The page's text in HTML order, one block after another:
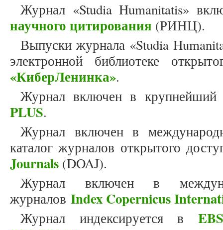
Журнал «Studia Humanitatis»
научного цитирования (РИНЦ).
Выпуски журнала «Studia
электронной библиотеке
«КиберЛенинка».
Журнал включен в крупнейший
PLUS.
Журнал включен в
каталог журналов открытого
Journals (DOAJ).
Журнал включен в
журналов Index Copernicus
Журнал индексируется в